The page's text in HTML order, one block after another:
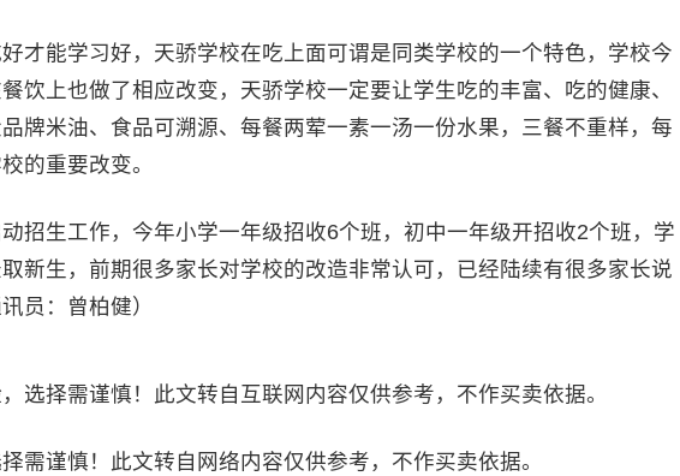
能学习好，天骄学校在吃上面可谓是同类学校的一个特色，学校今
饮上也做了相应改变，天骄学校一定要让学生吃的丰富、吃的健康、
牌米油、食品可溯源、每餐两荤一素一汤一份水果，三餐不重样，每
的重要改变。
生工作，今年小学一年级招收6个班，初中一年级开招收2个班，学
新生，前期很多家长对学校的改造非常认可，已经陆续有很多家长说
员：曾柏健）
择需谨慎！此文转自互联网内容仅供参考，不作买卖依据。
需谨慎！此文转自网络内容仅供参考，不作买卖依据。